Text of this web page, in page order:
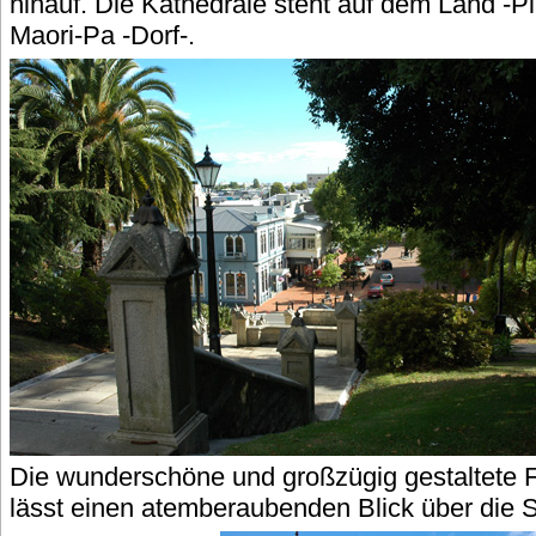
Maori-Pa -Dorf-.
Die wunderschöne und großzügig gestaltete
lässt einen atemberaubenden Blick über die